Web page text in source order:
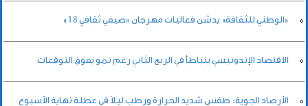
«الوطني للثقافة» يدشن فعاليات مهرجان «صيفي ثقافي 18»
الاقتصاد الإندونيسي يتباطأ في الربع الثاني رغم نمو يفوق التوقعات
الأرصاد الجوية: طقس شديد الحرارة ورطب ليلاً في عطلة نهاية الأسبوع